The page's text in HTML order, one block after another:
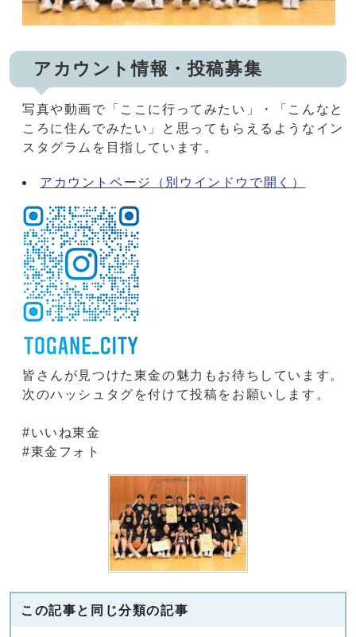
アカウント情報・投稿募集
写真や動画で「ここに行ってみたい」・「こんなと
ころに住んでみたい」と思ってもらえるようなイン
スタグラムを目指しています。
アカウントページ （別ウインドウで開く）
皆さんが見つけた東金の魅力もお待ちしています。
次のハッシュタグを付けて投稿をお願いします。
#いいね東金
#東金フォト
この記事と同じ分類の記事